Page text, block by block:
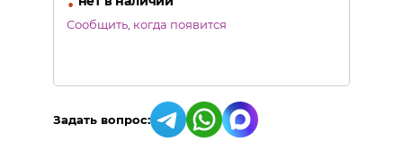
Сообщить, когда появится
Задать вопрос: